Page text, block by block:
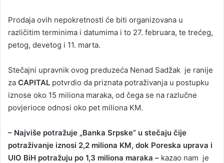
Prodaja ovih nepokretnosti će biti organizovana u
različitim terminima i datumima i to 27. februara, te trećeg,
petog, devetog i 11. marta.
Stečajni upravnik ovog preduzeća Nenad Sadžak je ranije
za CAPITAL potvrdio da priznata potraživanja u postupku
iznose oko 15 miliona maraka, od čega se na razlučne
povjerioce odnosi oko pet miliona KM.
– Najviše potražuje „Banka Srpske“ u stečaju čije
potraživanje iznosi 2,2 miliona KM, dok Poreska uprava i
UIO BiH potražuju po 1,3 miliona maraka – kazao nam je